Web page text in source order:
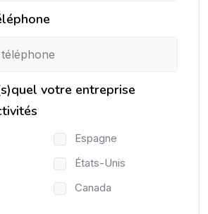
votre entreprise
Espagne
États-Unis
Canada